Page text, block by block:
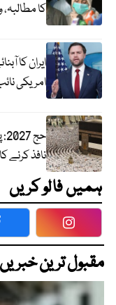
کا مطالبہ،
ایران کا
امریکی
نافذ کرنے
ہمیں فالو کریں
مقبول ترین خبریں